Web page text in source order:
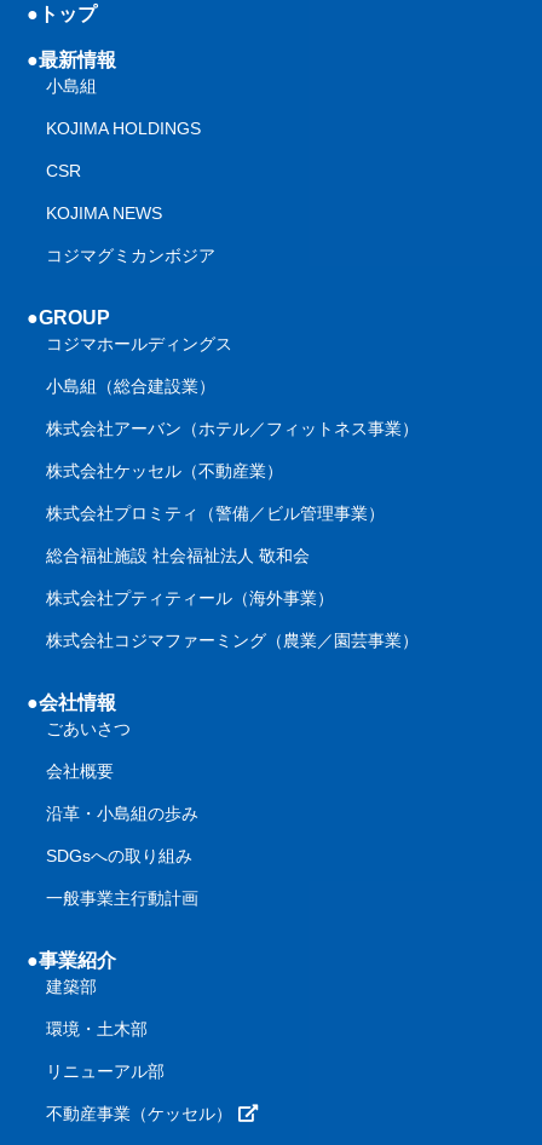
●トップ
●最新情報
小島組
KOJIMA HOLDINGS
CSR
KOJIMA NEWS
コジマグミカンボジア
●GROUP
コジマホールディングス
小島組（総合建設業）
株式会社アーバン（ホテル／フィットネス事業）
株式会社ケッセル（不動産業）
株式会社プロミティ（警備／ビル管理事業）
総合福祉施設 社会福祉法人 敬和会
株式会社プティティール（海外事業）
株式会社コジマファーミング（農業／園芸事業）
●会社情報
ごあいさつ
会社概要
沿革・小島組の歩み
SDGsへの取り組み
一般事業主行動計画
●事業紹介
建築部
環境・土木部
リニューアル部
不動産事業（ケッセル）